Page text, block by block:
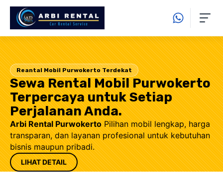
Langsung
Reantal Mobil Purwokerto Terdekat
Sewa Rental Mobil Purwokerto
Terpercaya untuk Setiap
Perjalanan Anda.
Arbi Rental PurwokertoPilihan mobil lengkap, harga
transparan, dan layanan profesional untuk kebutuhan
bisnis maupun pribadi.
LIHAT DETAIL